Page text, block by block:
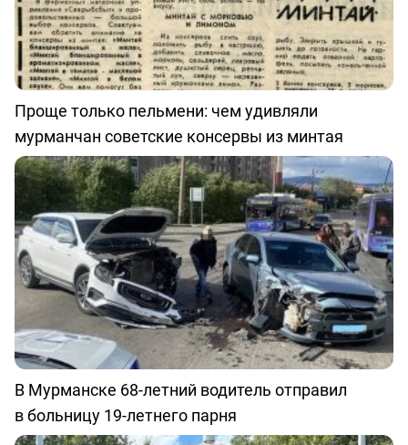
Проще только пельмени: чем удивляли
мурманчан советские консервы из минтая
В Мурманске 68-летний водитель отправил
в больницу 19-летнего парня